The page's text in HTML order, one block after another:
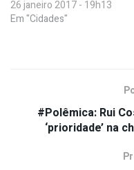
26 janeiro 2017 - 19h13
Em "Cidades"
#Polêmica: Rui
‘prioridade’ na